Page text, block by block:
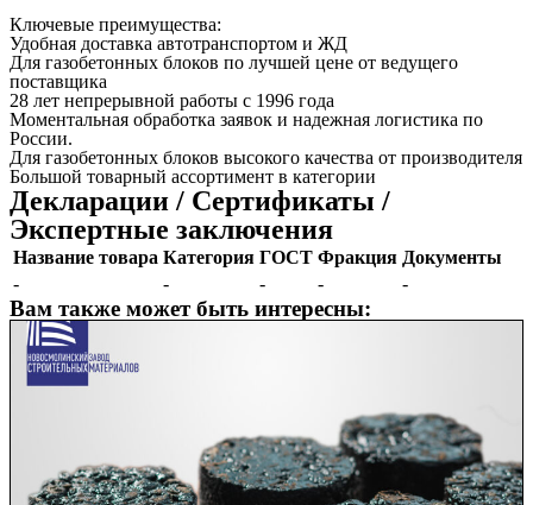
Ключевые преимущества:
Удобная доставка автотранспортом и ЖД
Для газобетонных блоков по лучшей цене от ведущего
поставщика
28 лет непрерывной работы с 1996 года
Моментальная обработка заявок и надежная логистика по
России.
Для газобетонных блоков высокого качества от производителя
Большой товарный ассортимент в категории
Декларации / Сертификаты /
Экспертные заключения
Название товара Категория ГОСТ Фракция Документы
-
- - - -
Вам также может быть интересны: